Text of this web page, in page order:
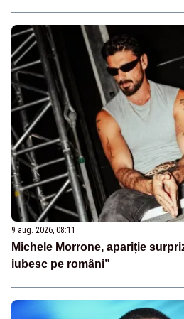
9 aug. 2026, 08:11
Michele Morrone, apariție
iubesc pe români”